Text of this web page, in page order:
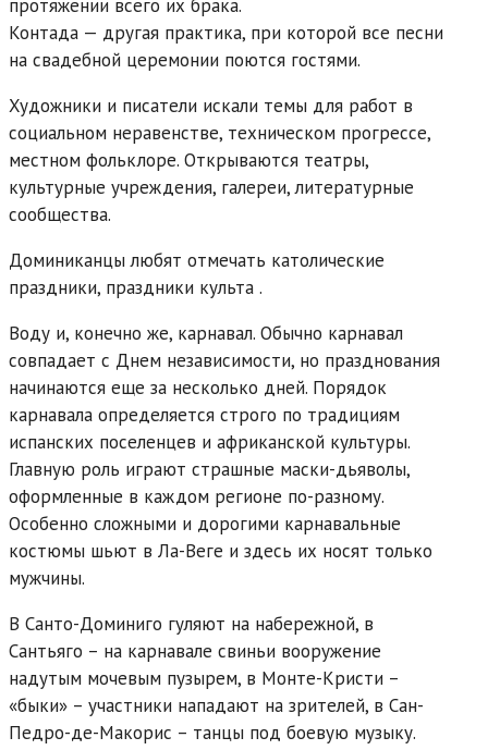
протяжении всего их брака.
Контада — другая практика, при которой все песни
на свадебной церемонии поются гостями.
Художники и писатели искали темы для работ в
социальном неравенстве, техническом прогрессе,
местном фольклоре. Открываются театры,
культурные учреждения, галереи, литературные
сообщества.
Доминиканцы любят отмечать католические
праздники, праздники культа .
Воду и, конечно же, карнавал. Обычно карнавал
совпадает с Днем независимости, но празднования
начинаются еще за несколько дней. Порядок
карнавала определяется строго по традициям
испанских поселенцев и африканской культуры.
Главную роль играют страшные маски-дьяволы,
оформленные в каждом регионе по-разному.
Особенно сложными и дорогими карнавальные
костюмы шьют в Ла-Веге и здесь их носят только
мужчины.
В Санто-Доминиго гуляют на набережной, в
Сантьяго – на карнавале свиньи вооружение
надутым мочевым пузырем, в Монте-Кристи –
«быки» – участники нападают на зрителей, в Сан-
Педро-де-Макорис – танцы под боевую музыку.